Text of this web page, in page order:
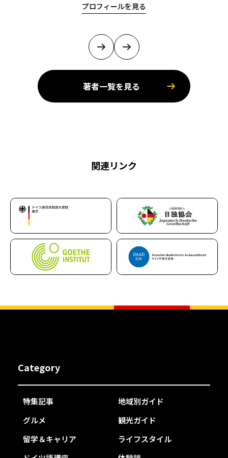
プロフィールを見る
著者一覧を見る
関連リンク
Category
特集記事
地域別ガイド
グルメ
観光ガイド
留学＆キャリア
ライフスタイル